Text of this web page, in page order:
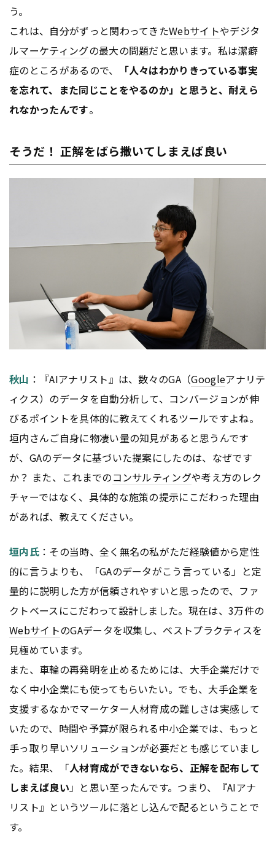
う。
これは、自分がずっと関わってきたWebサイトやデジタ
ルマーケティングの最大の問題だと思います。私は潔癖
症のところがあるので、
「人々はわかりきっている事実
を忘れて、また同じことをやるのか」と思うと、耐えら
れなかったんです。
そうだ！ 正解をばら撒いてしまえば良い
秋山 ：『AIアナリスト』は、数々のGA（Googleアナリテ
ィクス）のデータを自動分析して、コンバージョンが伸
びるポイントを具体的に教えてくれるツールですよね。
垣内さんご自身に物凄い量の知見があると思うんです
が、GAのデータに基づいた提案にしたのは、なぜです
か？ また、これまでのコンサルティングや考え方のレク
チャーではなく、具体的な施策の提示にこだわった理由
があれば、教えてください。
垣内氏：その当時、全く無名の私がただ経験値から定性
的に言うよりも、「GAのデータがこう言っている」と定
量的に説明した方が信頼されやすいと思ったので、ファ
クトベースにこだわって設計しました。現在は、3万件の
WebサイトのGAデータを収集し、ベストプラクティスを
見極めています。
また、車輪の再発明を止めるためには、大手企業だけで
なく中小企業にも使ってもらいたい。でも、大手企業を
支援するなかでマーケター人材育成の難しさは実感して
いたので、時間や予算が限られる中小企業では、もっと
手っ取り早いソリューションが必要だとも感じていまし
た。結果、「人材育成ができないなら、正解を配布して
しまえば良い」と思い至ったんです。つまり、『AIアナ
リスト』というツールに落とし込んで配るということで
す。